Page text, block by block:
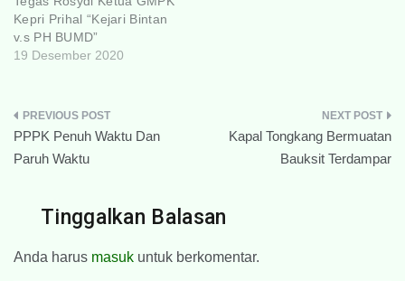
Kepri Prihal “Kejari Bintan
v.s PH BUMD”
19 Desember 2020
Navigasi
pos
PPPK Penuh Waktu Dan
Paruh Waktu
Kapal Tongkang Bermuatan
Bauksit Terdampar
Tinggalkan Balasan
Anda harus masuk untuk berkomentar.